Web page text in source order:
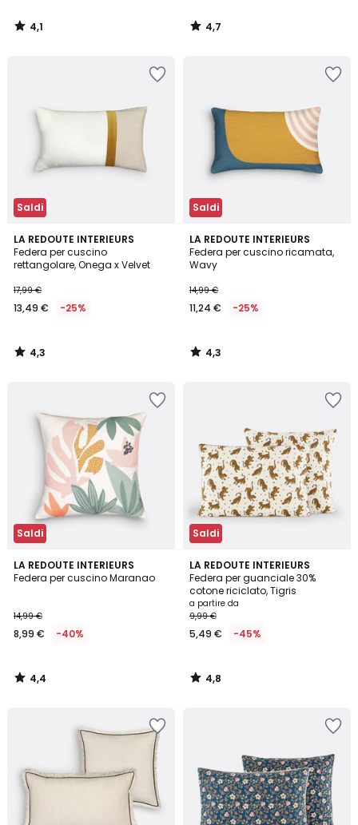
4,1
/
4,7
/
Saldi
LA REDOUTE INTERIEURS
Federa per cuscino
rettangolare, Onega x Velvet
17,99 €
13,49 € -25%
4,3
/ 5
4,3
/
Saldi
LA REDOUTE INTERIEURS
Federa per cuscino ricamata,
Wavy
14,99 €
11,24 € -25%
4,3
/ 5
4,3
/
Saldi
LA REDOUTE INTERIEURS
Federa per cuscino Maranao
14,99 €
8,99 € -40%
4,4
/ 5
4,4
/
Saldi
LA REDOUTE INTERIEURS
Federa per guanciale 30%
cotone riciclato, Tigris
a partire da
9,99 €
5,49 € -45%
4,8
/ 5
4,8
/